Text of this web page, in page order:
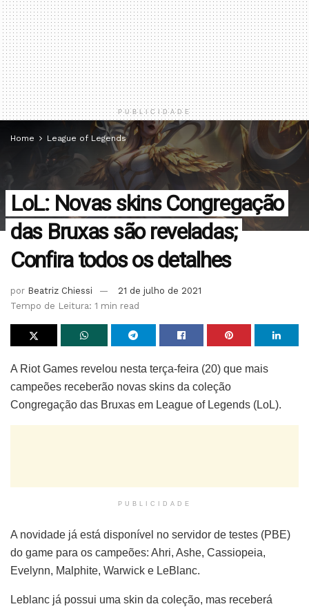
PUBLICIDADE
Home League of Legends
LoL: Novas skins Congregação
das Bruxas são reveladas;
Confira todos os detalhes
por Beatriz Chiessi
21 de julho de 2021
Tempo de Leitura: 1 min read
A Riot Games revelou nesta terça-feira (20) que mais
campeões receberão novas skins da coleção
Congregação das Bruxas em League of Legends (LoL).
PUBLICIDADE
A novidade já está disponível no servidor de testes (PBE)
do game para os campeões: Ahri, Ashe, Cassiopeia,
Evelynn, Malphite, Warwick e LeBlanc.
Leblanc já possui uma skin da coleção, mas receberá